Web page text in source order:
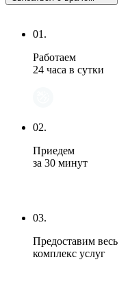
01.
Работаем
24 часа в сутки
02.
Приедем
за 30 минут
03.
Предоставим весь
комплекс услуг